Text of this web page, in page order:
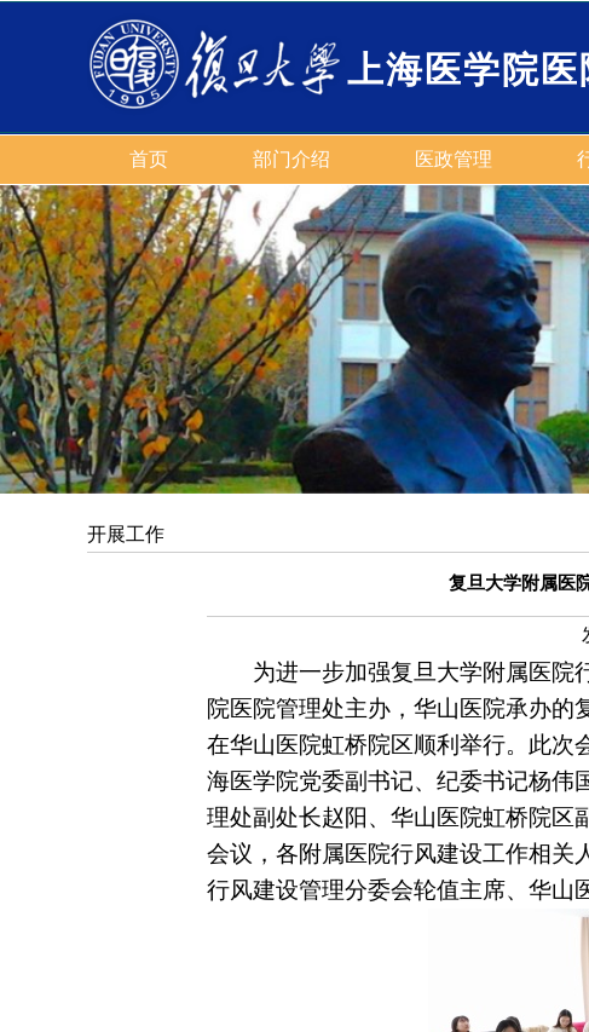
上海医学院医
首页 部门介绍 医政管理
开展工作
复旦大学附属医
为进一步加强复旦大学附属医院
院医院管理处主办，华山医院承办的
在华山医院虹桥院区顺利举行。此次
海医学院党委副书记、纪委书记杨伟
理处副处长赵阳、华山医院虹桥院区
会议，各附属医院行风建设工作相关
行风建设管理分委会轮值主席、华山